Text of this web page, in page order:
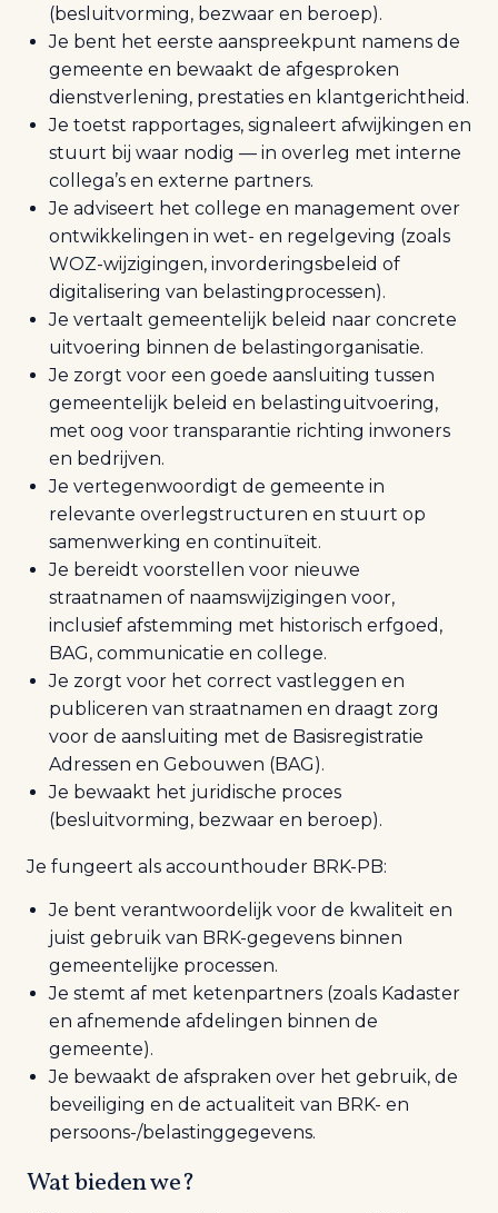
(besluitvorming, bezwaar en beroep).
Je bent het eerste aanspreekpunt namens de
gemeente en bewaakt de afgesproken
dienstverlening, prestaties en klantgerichtheid.
Je toetst rapportages, signaleert afwijkingen en
stuurt bij waar nodig — in overleg met interne
collega’s en externe partners.
Je adviseert het college en management over
ontwikkelingen in wet- en regelgeving (zoals
WOZ-wijzigingen, invorderingsbeleid of
digitalisering van belastingprocessen).
Je vertaalt gemeentelijk beleid naar concrete
uitvoering binnen de belastingorganisatie.
Je zorgt voor een goede aansluiting tussen
gemeentelijk beleid en belastinguitvoering,
met oog voor transparantie richting inwoners
en bedrijven.
Je vertegenwoordigt de gemeente in
relevante overlegstructuren en stuurt op
samenwerking en continuïteit.
Je bereidt voorstellen voor nieuwe
straatnamen of naamswijzigingen voor,
inclusief afstemming met historisch erfgoed,
BAG, communicatie en college.
Je zorgt voor het correct vastleggen en
publiceren van straatnamen en draagt zorg
voor de aansluiting met de Basisregistratie
Adressen en Gebouwen (BAG).
Je bewaakt het juridische proces
(besluitvorming, bezwaar en beroep).
Je fungeert als accounthouder BRK-PB:
Je bent verantwoordelijk voor de kwaliteit en
juist gebruik van BRK-gegevens binnen
gemeentelijke processen.
Je stemt af met ketenpartners (zoals Kadaster
en afnemende afdelingen binnen de
gemeente).
Je bewaakt de afspraken over het gebruik, de
beveiliging en de actualiteit van BRK- en
persoons-/belastinggegevens.
Wat bieden we?